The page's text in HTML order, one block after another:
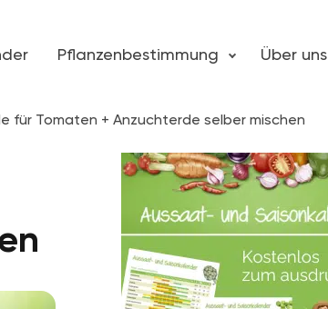
Pflanzenbestimmung Über uns
für Tomaten + Anzuchterde selber mischen